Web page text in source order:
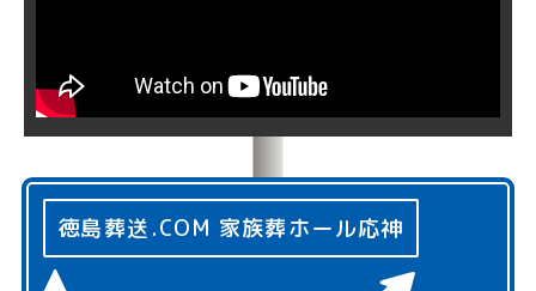
徳島葬送.COM 家族葬ホール応神